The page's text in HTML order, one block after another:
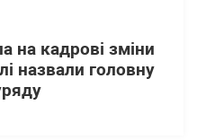
на кадрові зміни
назвали головну